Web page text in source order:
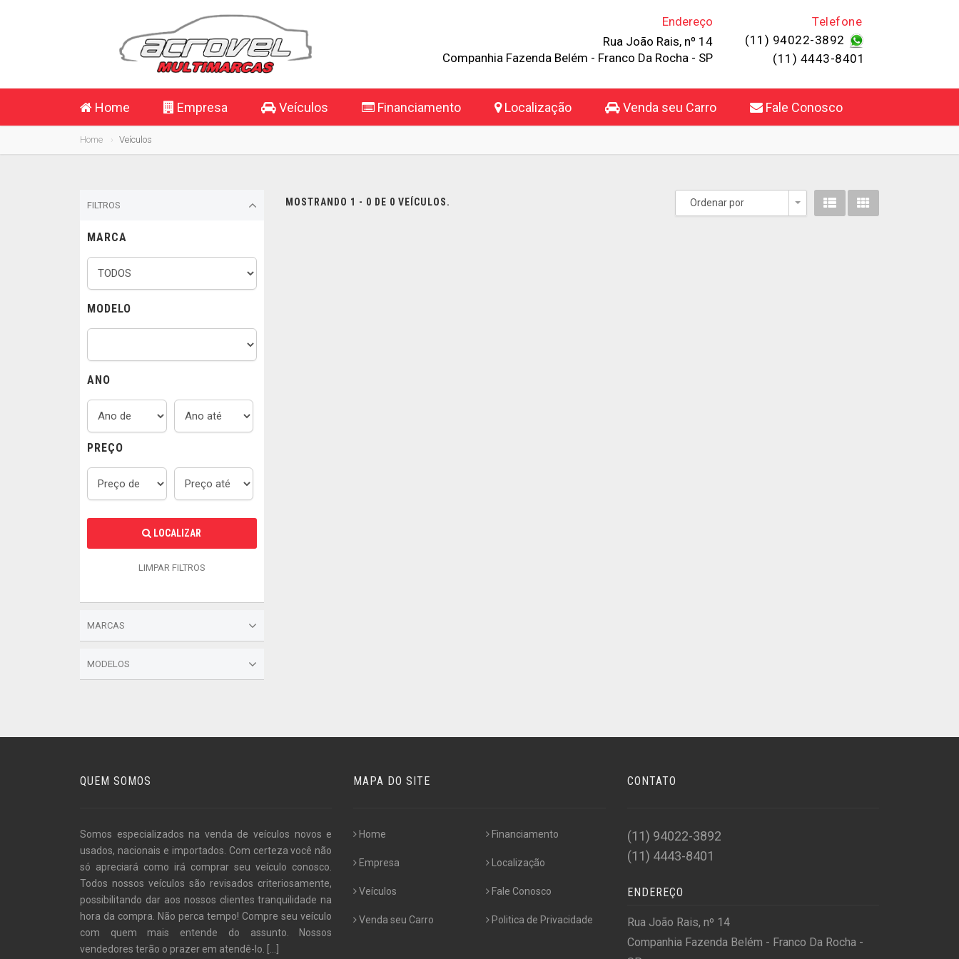
Telefone
(11) 94022-3892
(11) 4443-8401
Endereço
Rua João Rais, nº 14
Companhia Fazenda Belém - Franco Da Rocha - SP
Home Empresa Veículos Financiamento Localização Venda seu Carro Fale Conosco
Home Veículos
FILTROS
MARCA
MODELO
ANO
PREÇO
LOCALIZAR
LIMPAR FILTROS
MARCAS
MODELOS
MOSTRANDO 1 - 0 DE 0 VEÍCULOS. Ordenar por
Toggle Dropdown
QUEM SOMOS
Somos especializados na venda de veículos novos e
usados, nacionais e importados. Com certeza você não
só apreciará como irá comprar seu veículo conosco.
Todos nossos veículos são revisados criteriosamente,
possibilitando dar aos nossos clientes tranquilidade na
hora da compra. Não perca tempo! Compre seu veículo
com quem mais entende do assunto. Nossos
vendedores terão o prazer em atendê-lo.
MAPA DO SITE
Home
Empresa
Veículos
Venda seu Carro
Financiamento
Localização
Fale Conosco
Politica de Privacidade
CONTATO
(11) 94022-3892
(11) 4443-8401
ENDEREÇO
Rua João Rais, nº 14
Companhia Fazenda Belém - Franco Da Rocha -